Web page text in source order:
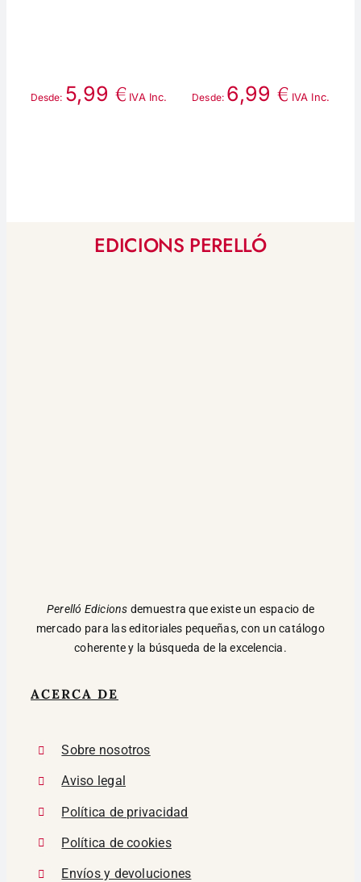
Desde: 5,99 € IVA Inc. Desde: 6,99€ IVA Inc.
EDICIONS PERELLÓ
Perelló Edicions demuestra que existe un espacio de
mercado para las editoriales pequeñas, con un catálogo
coherente y la búsqueda de la excelencia.
ACERCA DE
Sobre nosotros
Aviso legal
Política de privacidad
Política de cookies
Envíos y devoluciones